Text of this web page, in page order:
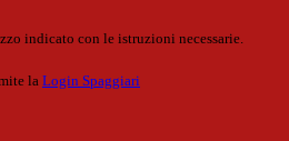
indicato con le istruzioni necessarie.
la Login Spaggiari